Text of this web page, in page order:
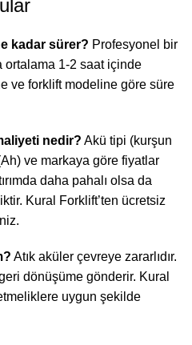
kadar sürer? Profesyonel bir
ortalama 1-2 saat içinde
ve forklift modeline göre süre
nedir? Akü tipi (kurşun
ve markaya göre fiyatlar
daha pahalı olsa da
Kural Forklift’ten ücretsiz
Atık aküler çevreye zararlıdır.
dönüşüme gönderir. Kural
uygun şekilde